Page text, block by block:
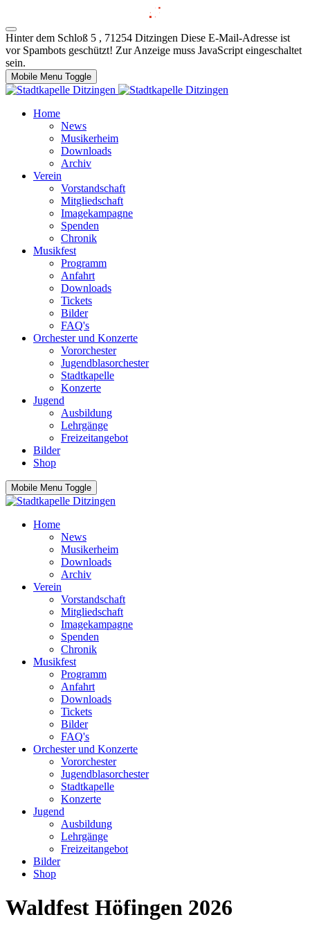
Hinter dem Schloß 5 , 71254 Ditzingen Diese E-Mail-Adresse ist
vor Spambots geschützt! Zur Anzeige muss JavaScript eingeschaltet
sein.
Mobile Menu Toggle
Home
News
Musikerheim
Downloads
Archiv
Verein
Vorstandschaft
Mitgliedschaft
Imagekampagne
Spenden
Chronik
Musikfest
Programm
Anfahrt
Downloads
Tickets
Bilder
FAQ's
Orchester und Konzerte
Vororchester
Jugendblasorchester
Stadtkapelle
Konzerte
Jugend
Ausbildung
Lehrgänge
Freizeitangebot
Bilder
Shop
Mobile Menu Toggle
Home
News
Musikerheim
Downloads
Archiv
Verein
Vorstandschaft
Mitgliedschaft
Imagekampagne
Spenden
Chronik
Musikfest
Programm
Anfahrt
Downloads
Tickets
Bilder
FAQ's
Orchester und Konzerte
Vororchester
Jugendblasorchester
Stadtkapelle
Konzerte
Jugend
Ausbildung
Lehrgänge
Freizeitangebot
Bilder
Shop
Waldfest Höfingen 2026